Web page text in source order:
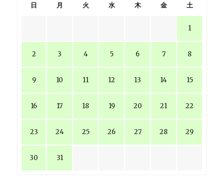
日 月 火 水 木 金 土
1
2 3 4 5 6 7 8
9 10 11 12 13 14 15
16 17 18 19 20 21 22
23 24 25 26 27 28 29
30 31